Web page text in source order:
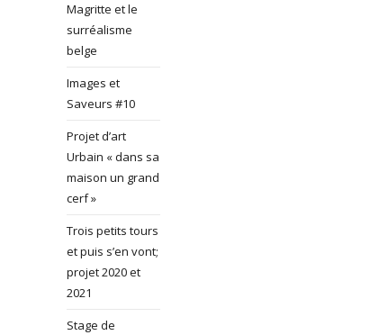
Magritte et le
surréalisme
belge
Images et
Saveurs #10
Projet d’art
Urbain « dans sa
maison un grand
cerf »
Trois petits tours
et puis s’en vont;
projet 2020 et
2021
Stage de